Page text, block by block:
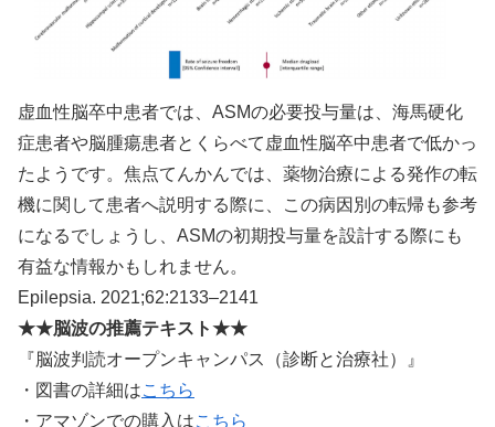
虚血性脳卒中患者では、ASMの必要投与量は、海馬硬化
症患者や脳腫瘍患者とくらべて虚血性脳卒中患者で低かっ
たようです。焦点てんかんでは、薬物治療による発作の転
機に関して患者へ説明する際に、この病因別の転帰も参考
になるでしょうし、ASMの初期投与量を設計する際にも
有益な情報かもしれません。
Epilepsia. 2021;62:2133–2141
★★脳波の推薦テキスト★★
『脳波判読オープンキャンパス（診断と治療社）』
・図書の詳細はこちら
・アマゾンでの購入はこちら